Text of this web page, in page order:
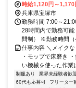
出口1(阪急)徒歩約7
時給1,120円～1,170
兵庫県宝塚市
勤務時間 7:00～
28時間内で勤務可
間制） ※勤務時間（
仕事内容 ＼メイク
・モップで床磨き
い機械を使った作業
制服あり 業界未経験者歓
60代も応募可
フリーター